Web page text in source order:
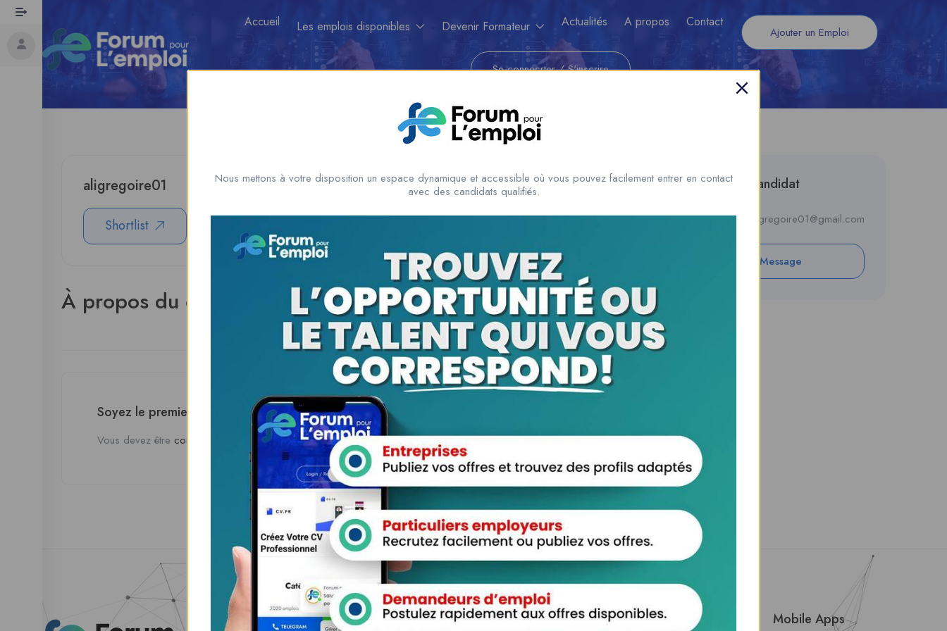
Accueil Les emplois disponibles Devenir Formateur Actualités A propos Contact
Ajouter un Emploi
Se connecrter / S'inscrire
aligregoire01
Shortlist
À propos du candidat
Soyez le premier à donner votre avis sur “aligregoire01”
Vous devez être connecté pour poster un avis.
Informations du candidat
E-mail aligregoire01@gmail.com
Private Message
Espaces Candidats Espace Employeurs About Us Mobile Apps
Nous mettons à votre disposition un espace dynamique et accessible où vous pouvez facilement entrer en contact
avec des candidats qualifiés.